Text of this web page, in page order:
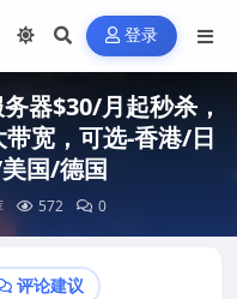
登录
器$30/月起秒杀，
宽，可选-香港/日
国/德国
572 0
评论建议